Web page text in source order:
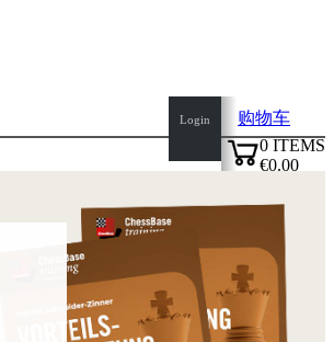
Login
购物车
0 ITEMS
€0.00